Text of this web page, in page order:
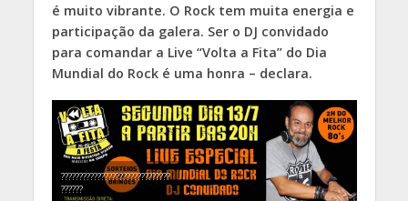
é muito vibrante. O Rock tem muita energia e
participação da galera. Ser o DJ convidado
para comandar a Live “Volta a Fita” do Dia
Mundial do Rock é uma honra – declara.
??????????????????????????????
??????